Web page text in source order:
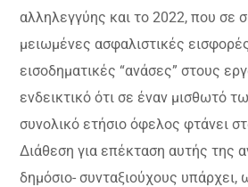
αλληλεγγύης και το 2022, που σε
μειωμένες ασφαλιστικές
εισοδηματικές “ανάσες” στους
ενδεικτικό ότι σε έναν μισθωτό
συνολικό ετήσιο όφελος φτάνει
Διάθεση για επέκταση αυτής της
δημόσιο- συνταξιούχους υπάρχει,